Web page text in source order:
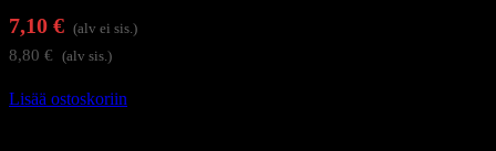
7,10 € (alv ei sis.)
8,80 € (alv sis.)
Lisää ostoskoriin